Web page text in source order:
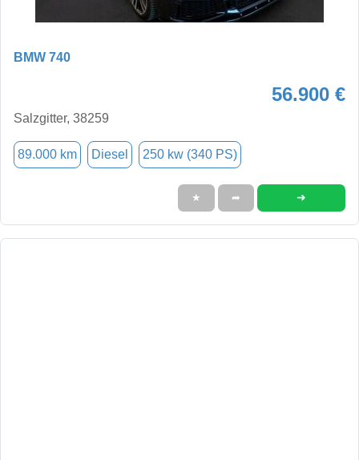
BMW 740
56.900 €
Salzgitter, 38259
89.000 km Diesel 250 kw (340 PS)
★ ➦ ➜